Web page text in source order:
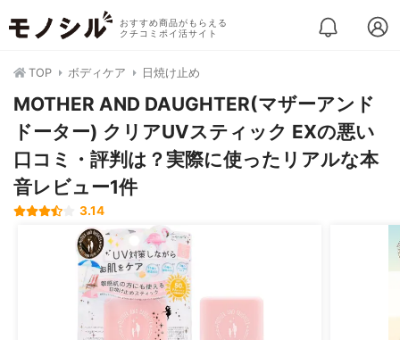
おすすめ商品がもらえる
クチコミポイ活サイト
TOP ボディケア 日焼け止め
MOTHER AND DAUGHTER(マザーアンド
ドーター) クリアUVスティック EXの悪い
口コミ・評判は？実際に使ったリアルな本
音レビュー1件
3.14